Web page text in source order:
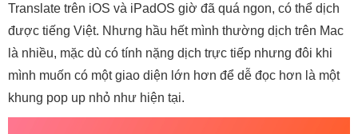
Translate trên iOS và iPadOS giờ đã quá ngon, có thể dịch
được tiếng Việt. Nhưng hầu hết mình thường dịch trên Mac
là nhiều, mặc dù có tính nặng dịch trực tiếp nhưng đôi khi
mình muốn có một giao diện lớn hơn để dễ đọc hơn là một
khung pop up nhỏ như hiện tại.